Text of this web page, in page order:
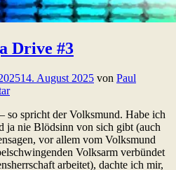
Drive #3
14. August 2025 von Paul
so spricht der Volksmund. Habe ich
ja nie Blödsinn von sich gibt (auch
vor allem vom Volksmund
Volksarm verbündet
arbeitet), dachte ich mir,